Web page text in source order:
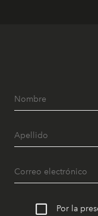
Por la